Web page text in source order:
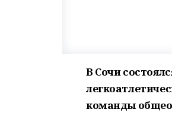
В Сочи
команды